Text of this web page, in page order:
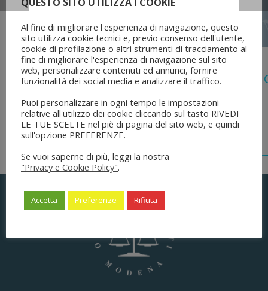
5 Agosto 2026
Legge 28 Luglio 2026 N. 137 “delega
Al fine di migliorare l'esperienza di navigazione, questo
sito utilizza cookie tecnici e, previo consenso dell'utente,
cookie di profilazione o altri strumenti di tracciamento al
fine di migliorare l'esperienza di navigazione sul sito
web, personalizzare contenuti ed annunci, fornire
funzionalità dei social media e analizzare il traffico.
Puoi personalizzare in ogni tempo le impostazioni
relative all'utilizzo dei cookie cliccando sul tasto RIVEDI
LE TUE SCELTE nel piè di pagina del sito web, e quindi
sull'opzione PREFERENZE.
Se vuoi saperne di più, leggi la nostra
"Privacy e Cookie Policy".
Accetta Preferenze Rifiuta